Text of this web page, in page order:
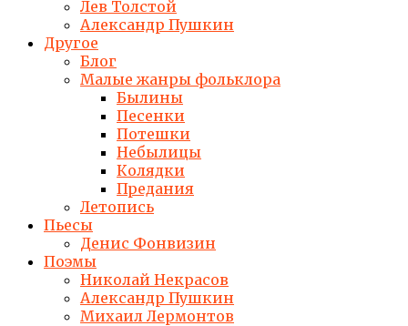
Лев Толстой
Александр Пушкин
Другое
Блог
Малые жанры фольклора
Былины
Песенки
Потешки
Небылицы
Колядки
Предания
Летопись
Пьесы
Денис Фонвизин
Поэмы
Николай Некрасов
Александр Пушкин
Михаил Лермонтов